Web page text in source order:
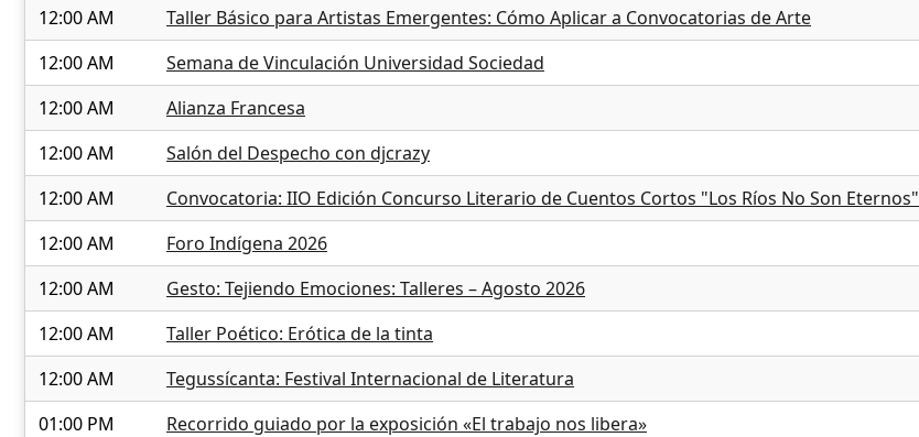
12:00 AM
Taller Básico para Artistas Emergentes: Cómo Aplicar a Convocatorias de Arte
12:00 AM
Semana de Vinculación Universidad Sociedad
12:00 AM
Alianza Francesa
12:00 AM
Salón del Despecho con djcrazy
12:00 AM
Convocatoria: IIO Edición Concurso Literario de Cuentos Cortos "Los Ríos No Son Eternos"
12:00 AM
Foro Indígena 2026
12:00 AM
Gesto: Tejiendo Emociones: Talleres – Agosto 2026
12:00 AM
Taller Poético: Erótica de la tinta
12:00 AM
Tegussícanta: Festival Internacional de Literatura
01:00 PM
Recorrido guiado por la exposición «El trabajo nos libera»